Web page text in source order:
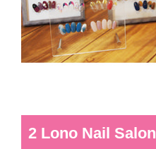
2 Lono Nail Salon